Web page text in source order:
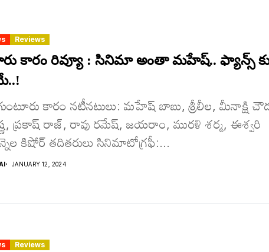
Reviews
కారం రివ్యూ : సినిమా అంతా మహేష్.. ఫ్యాన్స్
కారం నటీనటులు: మహేష్ బాబు, శ్రీలీల, మీనాక్షి
ప్రకాష్ రాజ్, రావు రమేష్, జయరాం, మురళి శర్మ, ఈశ్వరి
కిషోర్ తదితరులు సినిమాటోగ్రఫీ:...
JANUARY 12, 2024
Reviews